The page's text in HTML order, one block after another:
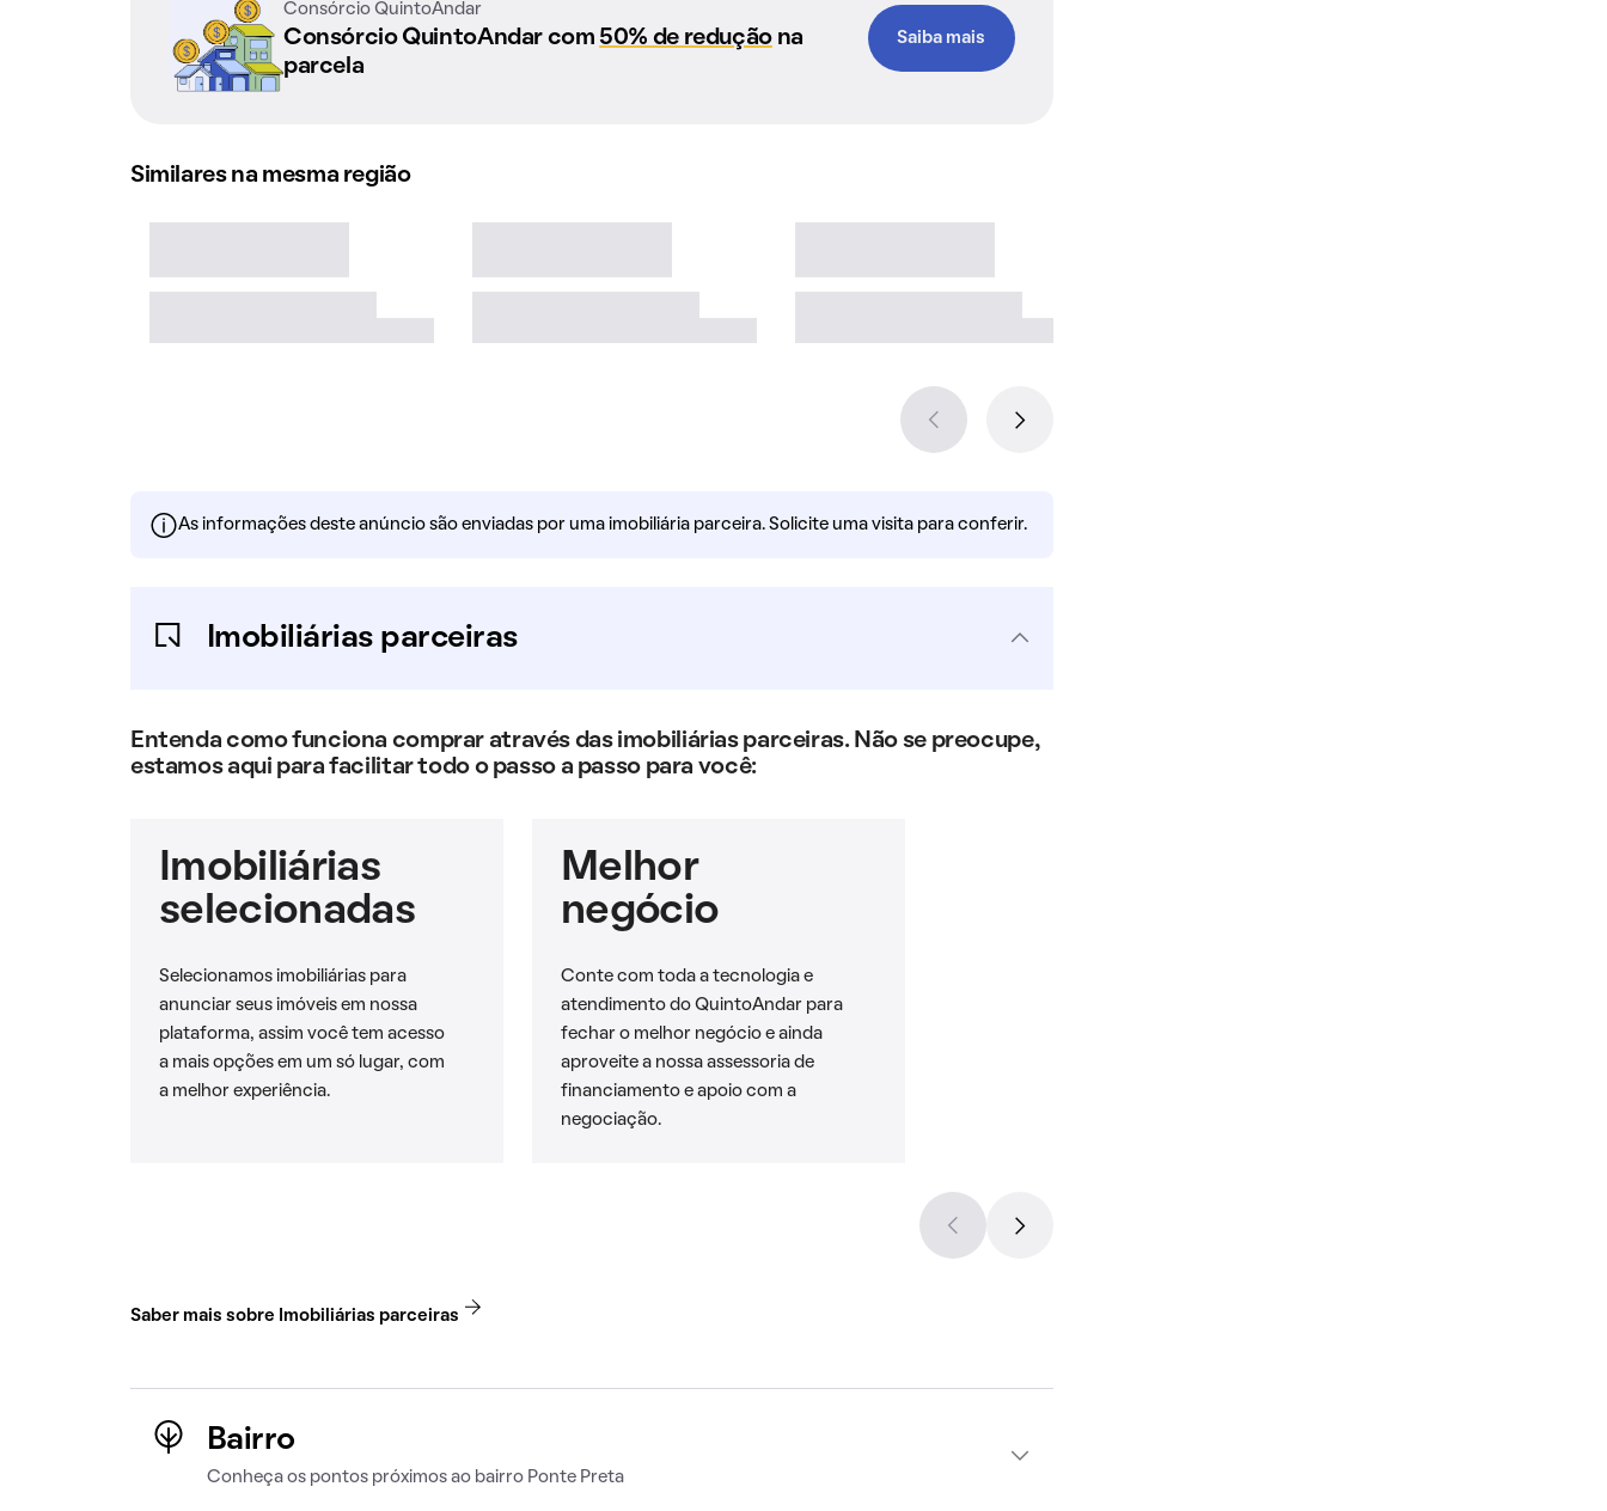
Consórcio QuintoAndar
Consórcio QuintoAndar com 50% de reduçãona
parcela
Saiba mais
Similares na mesma região
As informações deste anúncio são enviadas por uma imobiliária parceira. Solicite uma visita para conferir.
Imobiliárias parceiras
Entenda como funciona comprar através das imobiliárias parceiras. Não se preocupe,
estamos aqui para facilitar todo o passo a passo para você:
Imobiliárias
selecionadas
Selecionamos imobiliárias para
anunciar seus imóveis em nossa
plataforma, assim você tem acesso
a mais opções em um só lugar, com
a melhor experiência.
Melhor
negócio
Conte com toda a tecnologia e
atendimento do QuintoAndar para
fechar o melhor negócio e ainda
aproveite a nossa assessoria de
financiamento e apoio com a
negociação.
Saber mais sobre Imobiliárias parceiras
Bairro
Conheça os pontos próximos ao bairro Ponte Preta